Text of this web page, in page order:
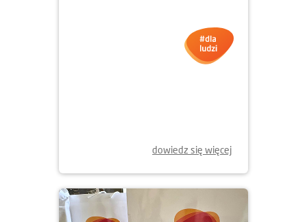
dowiedz się więcej